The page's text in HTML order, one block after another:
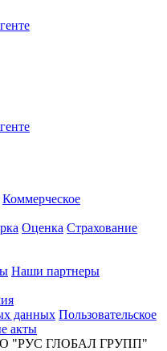
Коммерческое
Оценка Страхование
Наши партнеры
данных Пользовательское
акты
"РУС ГЛОБАЛ ГРУПП"